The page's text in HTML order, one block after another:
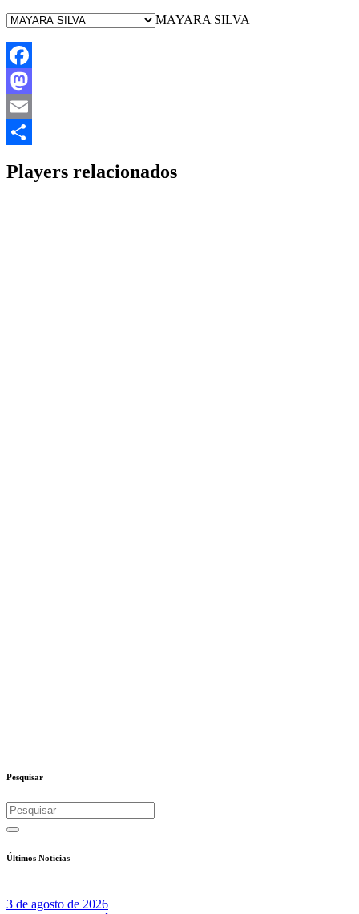
MAYARA SILVA
Facebook
Mastodon
Email
Players relacionados
Pesquisar
Últimos Notícias
3 de agosto de 2026